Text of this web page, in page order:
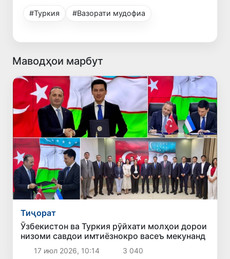
#Туркия #Вазорати мудофиа
Маводҳои марбут
Тиҷорат
Ӯзбекистон ва Туркия рӯйхати молҳои дорои
низоми савдои имтиёзнокро васеъ мекунанд
17 июл 2026, 10:14 3 040